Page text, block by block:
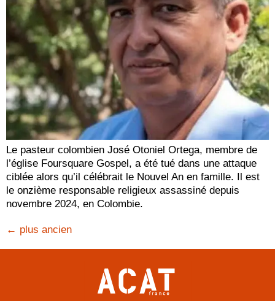
Le pasteur colombien José Otoniel Ortega, membre de
l’église Foursquare Gospel, a été tué dans une attaque
ciblée alors qu’il célébrait le Nouvel An en famille. Il est
le onzième responsable religieux assassiné depuis
novembre 2024, en Colombie.
← plus ancien